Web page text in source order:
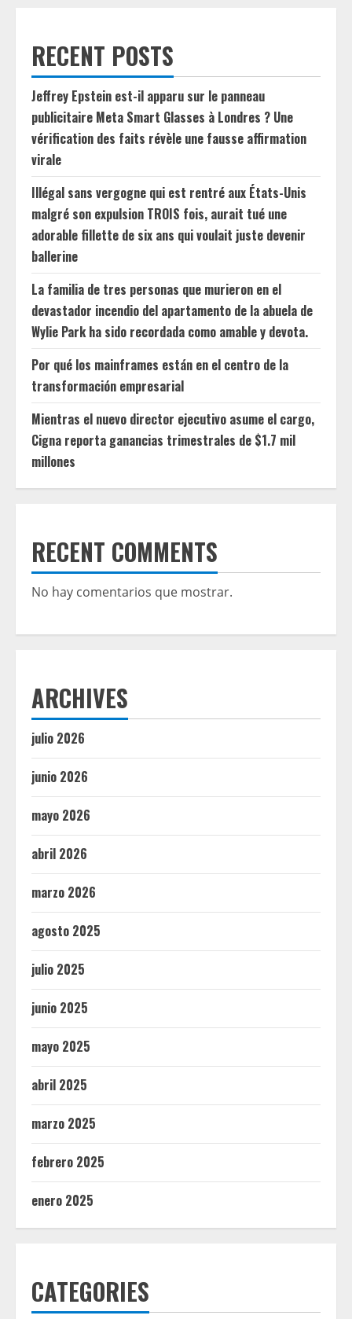
RECENT POSTS
Jeffrey Epstein est-il apparu sur le panneau
publicitaire Meta Smart Glasses à Londres ? Une
vérification des faits révèle une fausse affirmation
virale
Illégal sans vergogne qui est rentré aux États-Unis
malgré son expulsion TROIS fois, aurait tué une
adorable fillette de six ans qui voulait juste devenir
ballerine
La familia de tres personas que murieron en el
devastador incendio del apartamento de la abuela de
Wylie Park ha sido recordada como amable y devota.
Por qué los mainframes están en el centro de la
transformación empresarial
Mientras el nuevo director ejecutivo asume el cargo,
Cigna reporta ganancias trimestrales de $1.7 mil
millones
RECENT COMMENTS
No hay comentarios que mostrar.
ARCHIVES
julio 2026
junio 2026
mayo 2026
abril 2026
marzo 2026
agosto 2025
julio 2025
junio 2025
mayo 2025
abril 2025
marzo 2025
febrero 2025
enero 2025
CATEGORIES